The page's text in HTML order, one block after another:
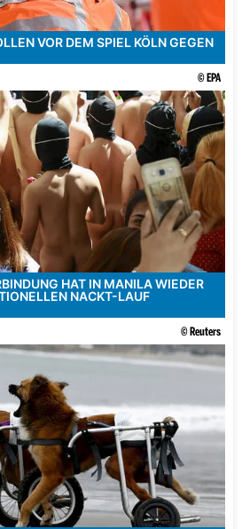
VOR DEM SPIEL KÖLN GEGEN
© EPA
HAT IN MANILA WIEDER
NACKT-LAUF
© Reuters